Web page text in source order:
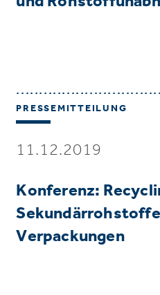
PRESSEMITTEILUNG
11.12.2019
Konferenz:
Verpackungen